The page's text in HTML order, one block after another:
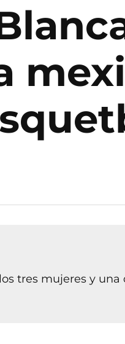
tres mujeres y una